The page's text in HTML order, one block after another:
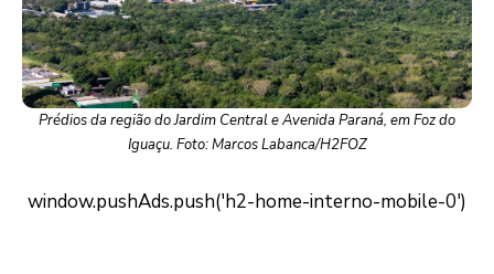
Prédios da região do Jardim Central e Avenida Paraná, em Foz do
Iguaçu. Foto: Marcos Labanca/H2FOZ